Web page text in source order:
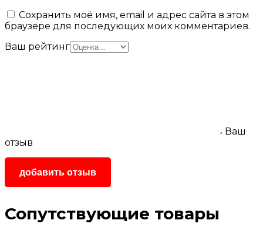
Сохранить моё имя, email и адрес сайта в этом
браузере для последующих моих комментариев.
Ваш рейтинг
Ваш
отзыв
Сопутствующие товары